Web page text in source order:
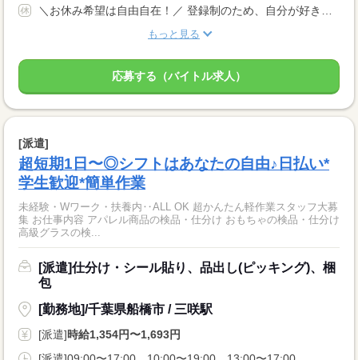
もっと見る
応募する（バイトル求人）
[派遣]
超短期1日〜◎シフトはあなたの自由♪日払い*
学生歓迎*簡単作業
未経験・Wワーク・扶養内‥ALL OK 超かんたん軽作業スタッフ大募
集 お仕事内容 アパレル商品の検品・仕分け おもちゃの検品・仕分け
高級グラスの検...
[派遣]仕分け・シール貼り、品出し(ピッキング)、梱
包
[勤務地]/千葉県船橋市 / 三咲駅
[派遣]時給1,354円〜1,693円